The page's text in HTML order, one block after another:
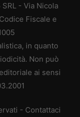
- Via Nicola
Fiscale e
in quanto
Non può
ai sensi
- Contattaci